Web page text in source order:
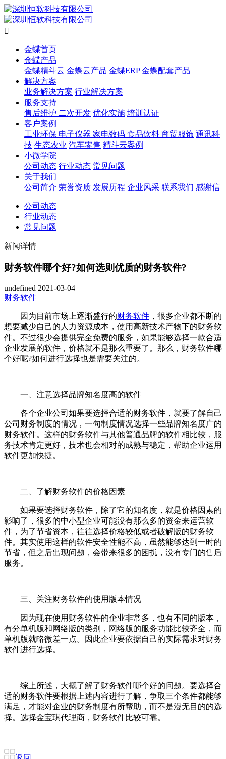

金蝶首页
金蝶产品
金蝶精斗云 金蝶云产品 金蝶ERP 金蝶配套产品
解决方案
业务解决方案 行业解决方案
服务支持
售后维护 二次开发 优化实施 培训认证
客户案例
工业环保 电子仪器 家电数码 食品饮料 商贸服饰 通讯科
技 生态农业 汽车零售 精斗云案例
小微学院
公司动态 行业动态 常见问题
关于我们
公司简介 荣誉资质 发展历程 企业风采 联系我们 感谢信
公司动态
行业动态
常见问题
新闻详情
财务软件哪个好?如何选则优质的财务软件?
undefined 2021-03-04
财务软件
因为目前市场上逐渐盛行的财务软件 ，很多企业都不断的
想要减少自己的人力资源成本，使用高新技术产物下的财务软
件。不过很少会提供完全免费的服务，如果能够选择一款合适
企业发展的软件，价格就不是那么重要了。那么，财务软件哪
个好呢?如何进行选择也是需要关注的。
一、注意选择品牌知名度高的软件
各个企业公司如果要选择合适的财务软件，就要了解自己
公司财务制度的情况，一句制度情况选择一些品牌知名度广的
财务软件。这样的财务软件与其他普通品牌的软件相比较，服
务技术肯定更好，技术也会相对的成熟与稳定，帮助企业运用
软件更加快捷。
二、了解财务软件的价格因素
如果要选择财务软件，除了它的知名度，就是价格因素的
影响了，很多的中小型企业可能没有那么多的资金来运营软
件，为了节省资本，往往选择价格较低或者破解版的财务软
件。其实使用这样的软件安全性能不高，虽然能够达到一时的
节省，但之后出现问题，会带来很多的困扰，没有专门的售后
服务。
三、关注财务软件的使用版本情况
因为现在使用财务软件的企业非常多，也有不同的版本，
有分单机版和网络版的类别，网络版的服务功能比较齐全，而
单机版就略微差一点。因此企业要依据自己的实际需求对财务
软件进行选择。
综上所述，大概了解了财务软件哪个好的问题。要选择合
适的财务软件要根据上述内容进行了解，争取三个条件都能够
满足，才能对企业的财务制度有所帮助，而不是漫无目的的选
择。选择金宝琪代理商，财务软件比较可靠。